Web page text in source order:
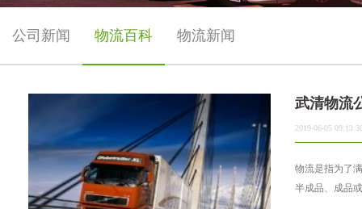
公司新闻 物流百科 物流新闻
武清物流
2019-06-05
物流是指为了
半成品、成品